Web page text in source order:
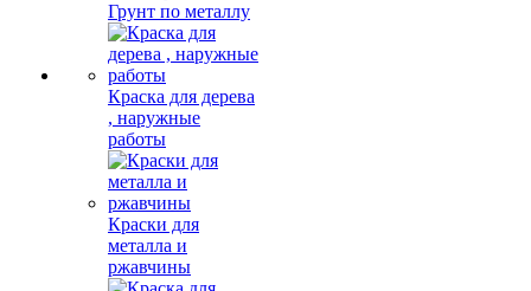
Грунт по металлу
Краска для дерева
, наружные
работы
Краски для
металла и
ржавчины